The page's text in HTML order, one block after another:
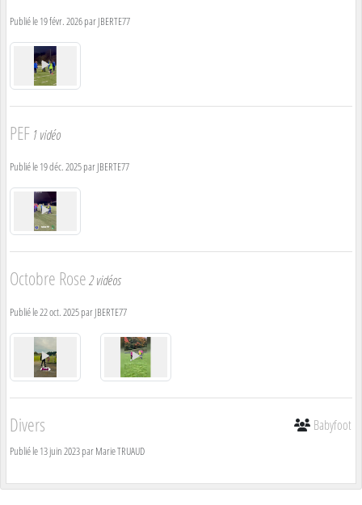
Publié le19 févr. 2026parJBERTE77
PEF 1 vidéo
Publié le19 déc. 2025parJBERTE77
Octobre Rose2 vidéos
Publié le22 oct. 2025parJBERTE77
Divers Babyfoot
Publié le13 juin 2023parMarie TRUAUD